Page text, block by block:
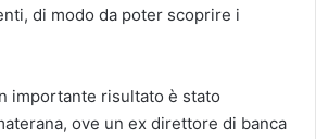
di modo da poter scoprire i
importante risultato è stato
ove un ex direttore di banca